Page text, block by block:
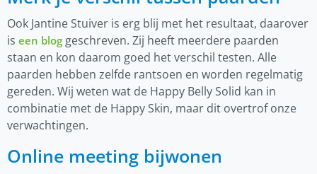
Ook Jantine Stuiver is erg blij met het resultaat, daarover
is een blog geschreven. Zij heeft meerdere paarden
staan en kon daarom goed het verschil testen. Alle
paarden hebben zelfde rantsoen en worden regelmatig
gereden. Wij weten wat de Happy Belly Solid kan in
combinatie met de Happy Skin, maar dit overtrof onze
verwachtingen.
Online meeting bijwonen